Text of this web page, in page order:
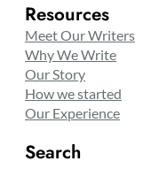
Resources
Meet Our Writers
Why We Write
Our Story
How we started
Our Experience
Search